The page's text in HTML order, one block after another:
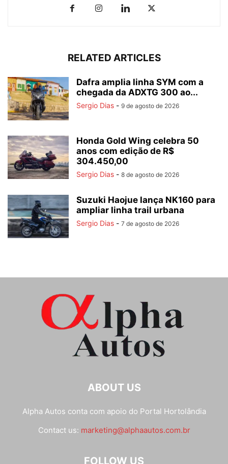
RELATED ARTICLES
Dafra amplia linha SYM com a
chegada da ADXTG 300 ao...
Sergio Dias - 9 de agosto de 2026
Honda Gold Wing celebra 50
anos com edição de R$
304.450,00
Sergio Dias - 8 de agosto de 2026
Suzuki Haojue lança NK160 para
ampliar linha trail urbana
Sergio Dias - 7 de agosto de 2026
ABOUT US
Alpha Autos conta com apoio do Portal Hortolândia
Contact us: marketing@alphaautos.com.br
FOLLOW US